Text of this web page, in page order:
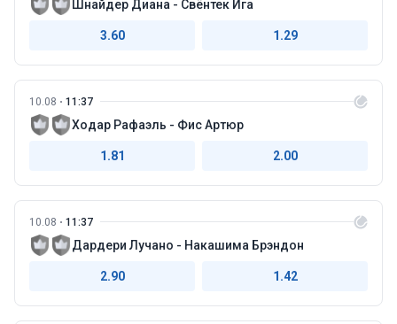
Шнайдер Диана - Свёнтек Ига
3.60 1.29
10.08 11:37
Ходар Рафаэль - Фис Артюр
1.81 2.00
10.08 11:37
Дардери Лучано - Накашима Брэндон
2.90 1.42